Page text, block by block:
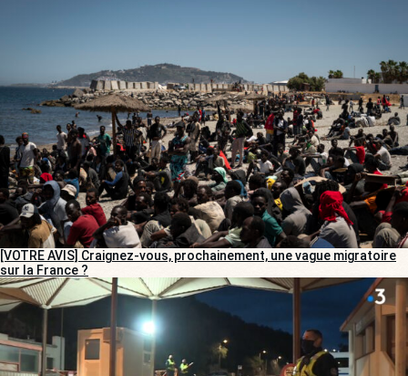
[VOTRE AVIS] Craignez-vous, prochainement, une vague migratoire
sur la France ?